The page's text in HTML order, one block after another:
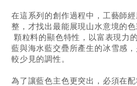
在這系列的創作過程中，工藝師
整，才找出最能展現山水意境的色
顆粒料的顯色特性，以富表現力
藍與海水藍交疊所產生的冰雪感，
較少見的調性。
為了讓藍色主色更突出，必須在